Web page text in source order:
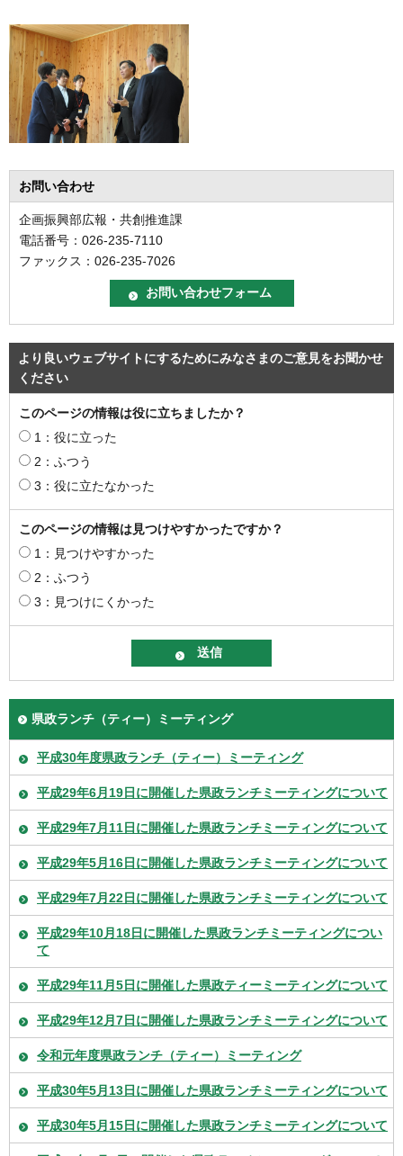
お問い合わせ
企画振興部広報・共創推進課
電話番号：026-235-7110
ファックス：026-235-7026
より良いウェブサイトにするためにみなさまのご意見をお聞かせ
ください
このページの情報は役に立ちましたか？
1：役に立った
2：ふつう
3：役に立たなかった
このページの情報は見つけやすかったですか？
1：見つけやすかった
2：ふつう
3：見つけにくかった
県政ランチ（ティー）ミーティング
平成30年度県政ランチ（ティー）ミーティング
平成29年6月19日に開催した県政ランチミーティングについて
平成29年7月11日に開催した県政ランチミーティングについて
平成29年5月16日に開催した県政ランチミーティングについて
平成29年7月22日に開催した県政ランチミーティングについて
平成29年10月18日に開催した県政ランチミーティングについ
て
平成29年11月5日に開催した県政ティーミーティングについて
平成29年12月7日に開催した県政ランチミーティングについて
令和元年度県政ランチ（ティー）ミーティング
平成30年5月13日に開催した県政ランチミーティングについて
平成30年5月15日に開催した県政ランチミーティングについて